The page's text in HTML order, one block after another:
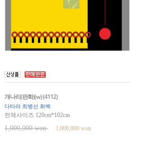
개나리(판화)(w) (4112)
다타라 최병선 화백
전체사이즈 120cm*102cm
1,000,000 won 1,000,000 won